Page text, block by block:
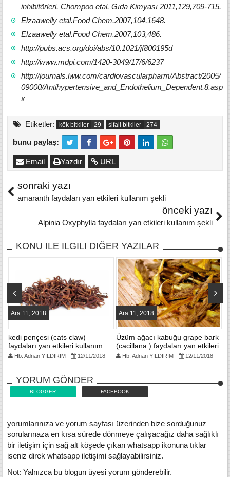
inhibitörleri. Chompoo etal. Gıda Kimyası 2011,129,709-715.
Elzaawelly etal.Food Chem.2007,104,1648.
Elzaawelly etal.Food Chem.2007,103,486.
http://pubs.acs.org/doi/abs/10.1021/jf800195d
http://www.mdpi.com/1420-3049/17/6/6237
http://journals.lww.com/cardiovascularpharm/Abstract/2005/
09000/Antihypertensive_and_Endothelium_Dependent.8.asp
x
Etiketler: kök bitkiler sifali bitkiler
bunu paylaş:
URL
Yazdır
Email
sonraki yazı
amaranth faydaları yan etkileri kullanım şekli
önceki yazı
Alpinia Oxyphylla faydaları yan etkileri kullanım şekli
KONU ILE ILGILI DIĞER YAZILAR
Ara 11, 2018
kedi pençesi (cats claw)
faydaları yan etkileri kullanım
şekliHb. Adnan YILDIRIM 12/11/2018
Ara 11, 2018
Üzüm ağacı kabuğu grape bark
(cacillana ) faydaları yan etkileri
kullanım şekli
Hb. Adnan YILDIRIM 12/11/2018
YORUM GÖNDER
BLOGGER FACEBOOK
yorumlarınıza ve yorum sayfası üzerinden bize sorduğunuz
sorularınaza en kısa sürede dönmeye çalışacağız daha sağlıklı
bir iletişim için sağ alt köşede çıkan whatsapp ikonuna tıklar
iseniz direk whatsapp iletişimi sağlayabilirsiniz.
Not: Yalnızca bu blogun üyesi yorum gönderebilir.